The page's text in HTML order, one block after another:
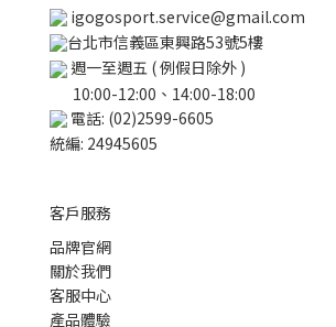
igogosport.service@gmail.com
台北市信義區東興路53號5樓
週一至週五 ( 例假日除外 )
10:00-12:00、14:00-18:00
電話: (02)2599-6605
統編: 24945605
客戶服務
品牌官網
關於我們
客服中心
產品體驗